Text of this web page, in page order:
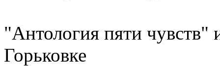
"Антология пяти чувств"
Горьковке